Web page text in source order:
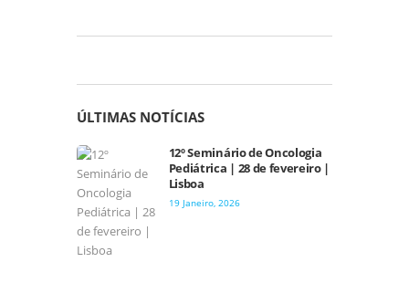
ÚLTIMAS NOTÍCIAS
12º Seminário de Oncologia
Pediátrica | 28 de fevereiro |
Lisboa
19 Janeiro, 2026